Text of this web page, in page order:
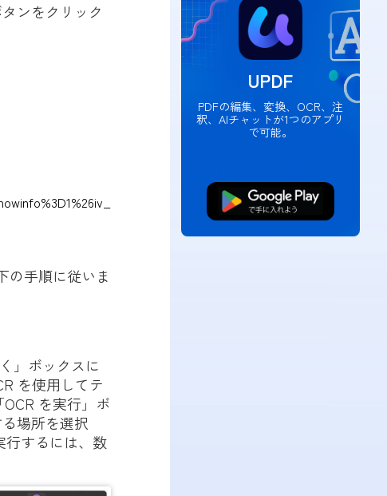
ンをクリック
の手順に従いま
」ボックスに
を使用してテ
を実行」ボ
場所を選択
行するには、数
UPDF
PDFの編集、変換、OCR、注
釈、AIチャットが1つのアプリ
で可能。
無料ダウンロード